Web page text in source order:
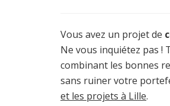
Vous avez un projet de
Ne vous inquiétez pas !
combinant les bonnes
sans ruiner votre
et les projets à Lille.